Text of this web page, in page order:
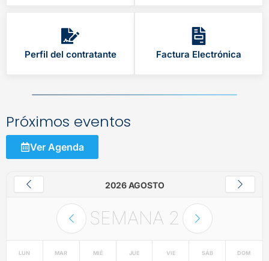
Perfil del contratante Factura Electrónica
Próximos eventos
Ver Agenda
2026 AGOSTO
SEMANA 2
LUN MAR MIÉ JUE VIE SÁB DOM